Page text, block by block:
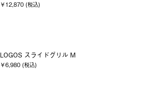
￥12,870 (税込)
LOGOS スライドグリル M
￥6,980 (税込)